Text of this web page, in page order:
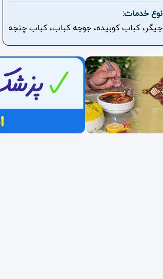
نوع خدمات:
جیگر، کباب کوبیده، جوجه کباب، کباب چنجه